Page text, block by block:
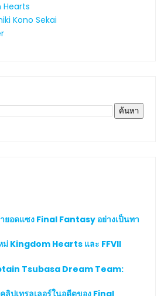
Hearts
Kono Sekai
อดแซง Final Fantasy อย่างเป็นทา
ม่ Kingdom Hearts และ FFVII
Tsubasa Dream Team: